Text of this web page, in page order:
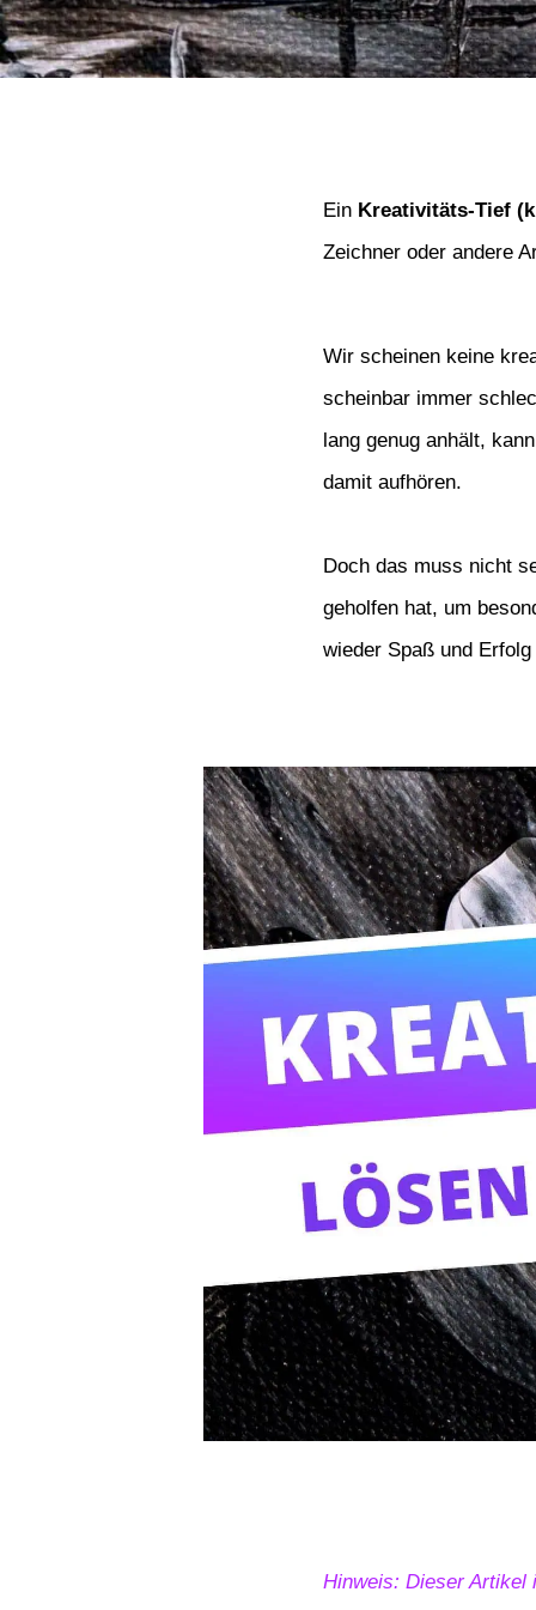
Ein Kreativitäts-Tief
Zeichner oder andere
Wir scheinen keine
scheinbar immer
lang genug anhält,
damit aufhören.
Doch das muss nicht
geholfen hat, um
wieder Spaß und
Hinweis: Dieser